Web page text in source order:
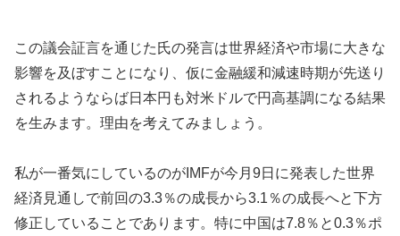
この議会証言を通じた氏の発言は世界経済や市場に大きな
影響を及ぼすことになり、仮に金融緩和減速時期が先送り
されるようならば日本円も対米ドルで円高基調になる結果
を生みます。理由を考えてみましょう。
私が一番気にしているのがIMFが今月9日に発表した世界
経済見通しで前回の3.3％の成長から3.1％の成長へと下方
修正していることであります。特に中国は7.8％と0.3％ポ